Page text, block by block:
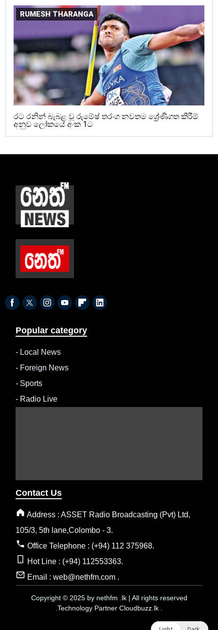
RUMESH THARANGA
රට රනින් බැබළ වූ රුමේෂ් තරංග නවතම ශ්‍රේණිගත කිරීම්
අනුව ලෝකයේ අංක 1ට
Popular category
- Local News
- Foreign News
- Sports
- Radio Live
Contact Us
Address : ASSET Radio Broadcasting (Pvt) Ltd,
105/3, 5th lane,Colombo - 3.
Office Telephone : (+94) 112 375968.
Hot Line : (+94) 112553363.
Email : web@nethfm.com .
Copyright © 2025 by nethfm .lk | All rights reserved
.Technology Partner Cloudbuzz.lk .